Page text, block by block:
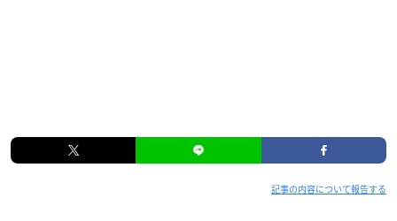
記事の内容について報告する